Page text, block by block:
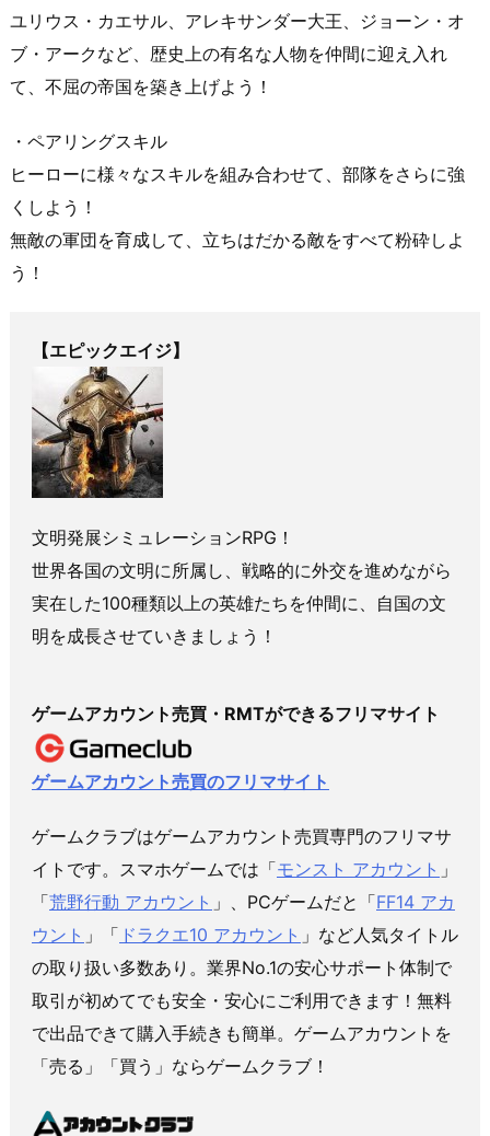
ユリウス・カエサル、アレキサンダー大王、ジョーン・オ
ブ・アークなど、歴史上の有名な人物を仲間に迎え入れ
て、不屈の帝国を築き上げよう！
・ペアリングスキル
ヒーローに様々なスキルを組み合わせて、部隊をさらに強
くしよう！
無敵の軍団を育成して、立ちはだかる敵をすべて粉砕しよ
う！
【エピックエイジ】
文明発展シミュレーションRPG！
世界各国の文明に所属し、戦略的に外交を進めながら
実在した100種類以上の英雄たちを仲間に、自国の文
明を成長させていきましょう！
ゲームアカウント売買・RMTができるフリマサイト
ゲームアカウント売買のフリマサイト
ゲームクラブはゲームアカウント売買専門のフリマサ
イトです。スマホゲームでは「モンスト アカウント 」
「荒野行動 アカウント 」、PCゲームだと「FF14 アカ
ウント 」「 ドラクエ10 アカウント 」など人気タイトル
の取り扱い多数あり。業界No.1の安心サポート体制で
取引が初めてでも安全・安心にご利用できます！無料
で出品できて購入手続きも簡単。ゲームアカウントを
「売る」「買う」ならゲームクラブ！